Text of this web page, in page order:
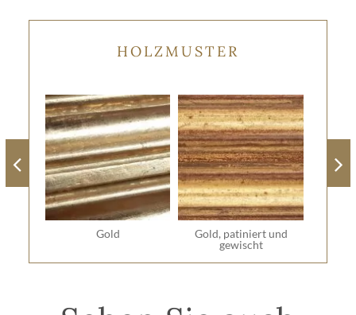
HOLZMUSTER
Gold
Gold, patiniert und
gewischt